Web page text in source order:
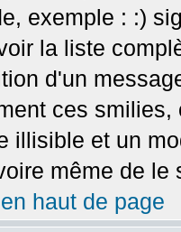
exemple : :)
la liste
d'un
ces
illisible et un
même de le
haut de page